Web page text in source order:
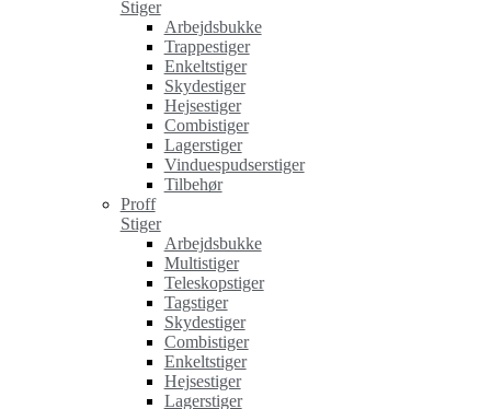
Stiger
Arbejdsbukke
Trappestiger
Enkeltstiger
Skydestiger
Hejsestiger
Combistiger
Lagerstiger
Vinduespudserstiger
Tilbehør
Proff
Stiger
Arbejdsbukke
Multistiger
Teleskopstiger
Tagstiger
Skydestiger
Combistiger
Enkeltstiger
Hejsestiger
Lagerstiger